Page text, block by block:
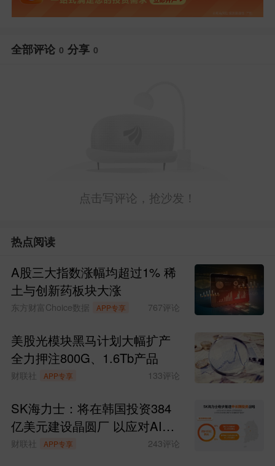
全部评论 0 分享 0
点击写评论，抢沙发！
热点阅读
A股三大指数涨幅均超过1% 稀
土与创新药板块大涨
东方财富Choice数据 APP专享 767评论
美股光模块黑马计划大幅扩产
全力押注800G、1.6Tb产品
财联社 APP专享 133评论
SK海力士：将在韩国投资384
亿美元建设晶圆厂 以应对AI时
代持续增长的存储芯片需求
财联社 APP专享 243评论